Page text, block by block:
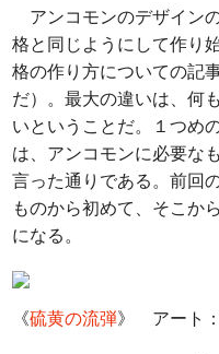
アンコモンのデザイン
格と同じようにして作り
格の作り方についての記
だ）。最大の違いは、何
いということだ。１つめ
は、アンコモンに必要な
言った通りである。前回
ものから初めて、そこか
になる。
《硫黄の流弾》 アート：